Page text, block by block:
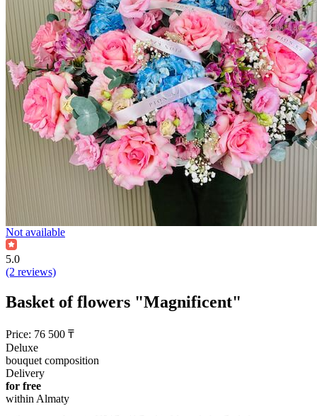
Not available
5.0
(2 reviews)
Basket of flowers "Magnificent"
Price: 76 500 ₸
Deluxe
bouquet composition
Delivery
for free
within Almaty